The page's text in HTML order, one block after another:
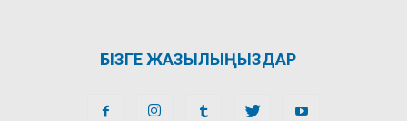
БІЗГЕ ЖАЗЫЛЫҢЫЗДАР